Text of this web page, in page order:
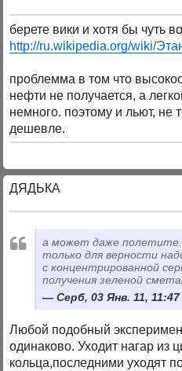
берете вики и хотя бы чуть
http://ru.wikipedia.org/wiki/
проблемма в том что
нефти не получается, а
немного. поэтому и льют, не
дешевле.
ДЯДЬКА
а может даже
только для верности
с концентрированной
получения зеленой
Серб, 03 Янв. 11, 11:47
Любой подобный
одинаково. Уходит нагар из
кольца,последними уходят